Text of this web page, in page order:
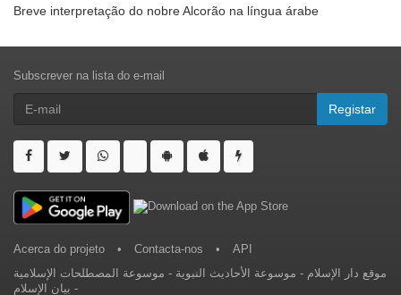
Breve interpretação do nobre Alcorão na língua árabe
Subscrever na lista do e-mail
Registar
Acerca do projeto • Contacta-nos •
API
موقع دار الإسلام - موسوعة الأحاديث النبوية - موسوعة المصطلحات الإسلامية
- بيان الإسلام